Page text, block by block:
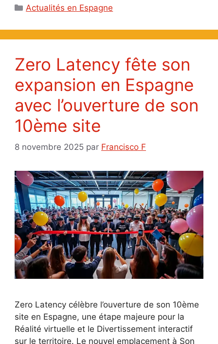
Catégories
Actualités en Espagne
Zero Latency fête son
expansion en Espagne
avec l’ouverture de son
10ème site
8 novembre 2025 par Francisco F
Zero Latency célèbre l’ouverture de son 10ème
site en Espagne, une étape majeure pour la
Réalité virtuelle et le Divertissement interactif
sur le territoire. Le nouvel emplacement à Son